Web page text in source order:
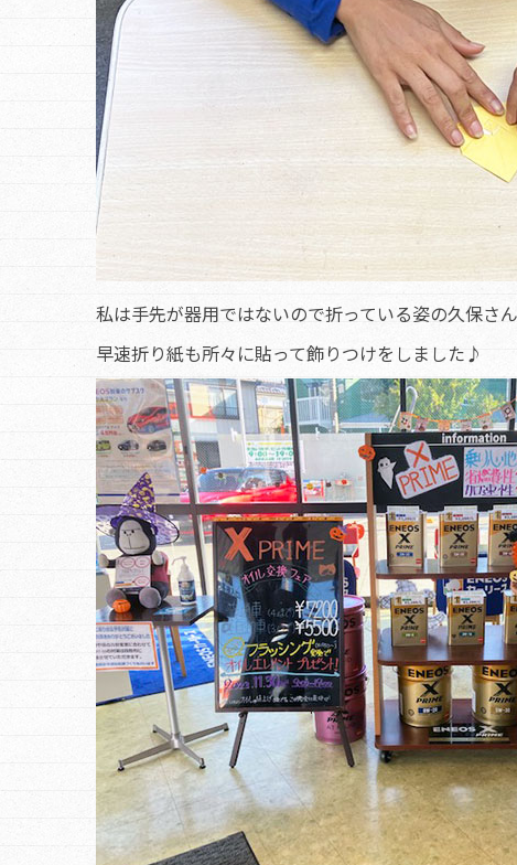
私は手先が器用ではないので折っている姿の久保さ
早速折り紙も所々に貼って飾りつけをしました♪